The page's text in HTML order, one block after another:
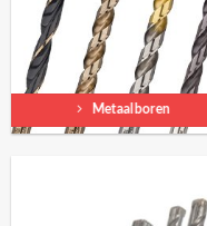
Metaalboren